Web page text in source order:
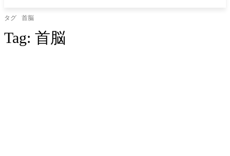
タグ 首脳
Tag: 首脳